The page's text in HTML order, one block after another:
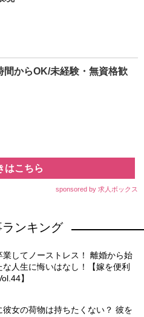
からOK/未経験・無資格歓
はこちら
sponsored by 求人ボックス
ランキング
業してノーストレス！ 離婚から始
な人生に悔いはなし！【嫁を便利
】
女の荷物は持ちたくない？ 彼を